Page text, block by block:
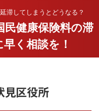
滞してしまうとどうなる？
健康保険料の滞
く相談を！
見区役所